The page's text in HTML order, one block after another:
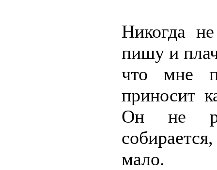
Никогда
пишу и
что мне
приносит
Он не
мало.